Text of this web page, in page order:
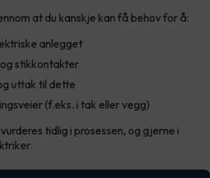
at du kanskje kan få behov for å:
anlegget
stikkontakter
uttak til dette
(f.eks. i tak eller vegg)
tidlig i prosessen, og gjerne i